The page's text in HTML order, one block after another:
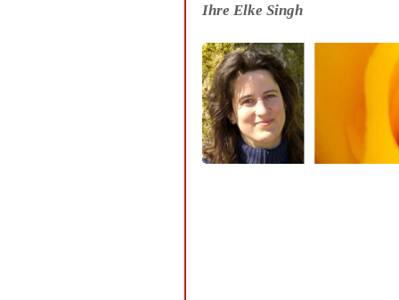
Ihre Elke Singh